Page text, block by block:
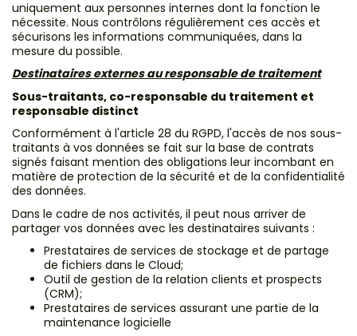
uniquement aux personnes internes dont la fonction le
nécessite. Nous contrôlons régulièrement ces accès et
sécurisons les informations communiquées, dans la
mesure du possible.
Destinataires externes au responsable de traitement
Sous-traitants, co-responsable du traitement et
responsable distinct
Conformément à l'article 28 du RGPD, l'accès de nos sous-
traitants à vos données se fait sur la base de contrats
signés faisant mention des obligations leur incombant en
matière de protection de la sécurité et de la confidentialité
des données.
Dans le cadre de nos activités, il peut nous arriver de
partager vos données avec les destinataires suivants :
Prestataires de services de stockage et de partage
de fichiers dans le Cloud;
Outil de gestion de la relation clients et prospects
(CRM);
Prestataires de services assurant une partie de la
maintenance logicielle